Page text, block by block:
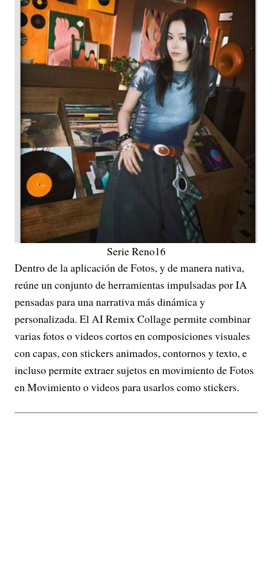
Serie Reno16
Dentro de la aplicación de Fotos, y de manera nativa,
reúne un conjunto de herramientas impulsadas por IA
pensadas para una narrativa más dinámica y
personalizada. El AI Remix Collage permite combinar
varias fotos o videos cortos en composiciones visuales
con capas, con stickers animados, contornos y texto, e
incluso permite extraer sujetos en movimiento de Fotos
en Movimiento o videos para usarlos como stickers.